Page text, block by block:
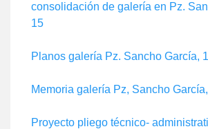
consolidación de galería en Pz.
15
Planos galería Pz. Sancho García,
Memoria galería Pz, Sancho
Proyecto pliego técnico-